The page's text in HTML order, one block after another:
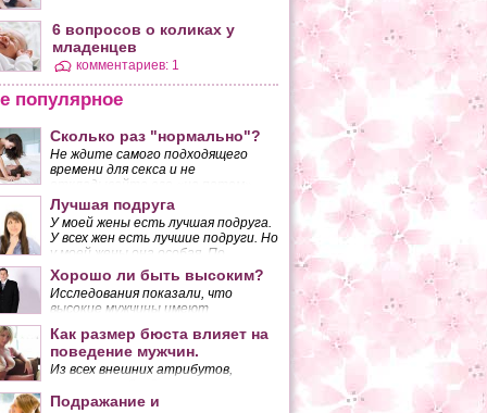
6 вопросов о коликах у
младенцев
комментариев: 1
популярное
Сколько раз "нормально"?
Не ждите самого подходящего
времени для секса и не
откладывайте его «на потом»,
если желанный момент так и не
наступает. Вы должны понять,
что, поступая таким образом, вы
разрушаете основу своего брака.
Лучшая подруга
У моей жены есть лучшая подруга.
У всех жен есть лучшие подруги. Но
у моей жены она особая. По
крайней мере, так думаю я.
Хорошо ли быть высоким?
Исследования показали, что
высокие мужчины имеют
низкорослыми.
Как размер бюста влияет на
поведение мужчин.
Из всех внешних атрибутов,
наибольшее количество мужских
Подражание и